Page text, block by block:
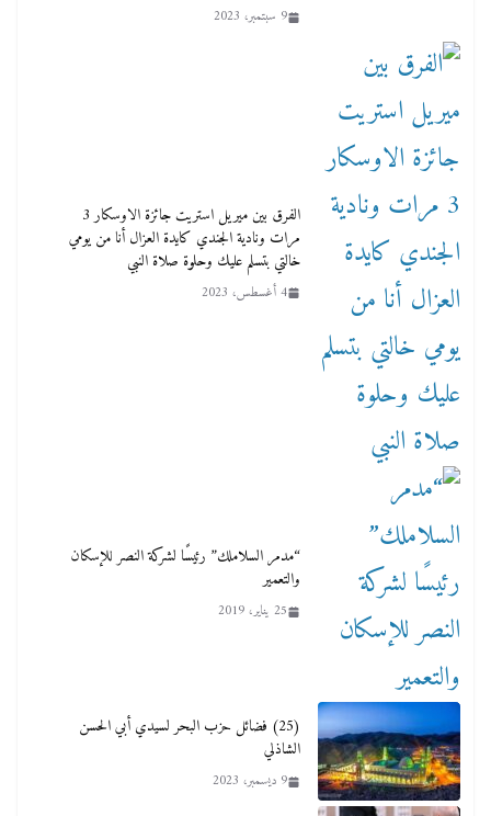
9 سبتمبر، 2023
الفرق بين ميريل استريت جائزة الاوسكار 3
مرات ونادية الجندي كايدة العزال أنا من يومي
خالتي بتسلم عليك وحلوة صلاة النبي
4 أغسطس، 2023
“مدمر السلاملك” رئيسًا لشركة النصر للإسكان
والتعمير
25 يناير، 2019
(25) فضائل حزب البحر لسيدي أبي الحسن
الشاذلي
9 ديسمبر، 2023